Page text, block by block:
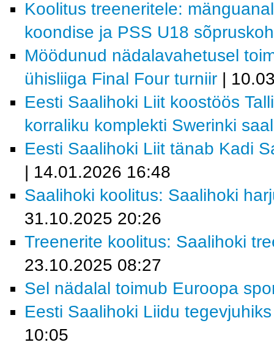
Koolitus treeneritele:
koondise ja PSS U18
Möödunud nädalavahetusel
ühisliiga Final Four turniir |
Eesti Saalihoki Liit koostöös
korraliku komplekti Swerinki
Eesti Saalihoki Liit tänab Kadi
| 14.01.2026 16:48
Saalihoki koolitus: Saalihoki
31.10.2025 20:26
Treenerite koolitus: Saalihoki
23.10.2025 08:27
Sel nädalal toimub Euroopa
Eesti Saalihoki Liidu
10:05